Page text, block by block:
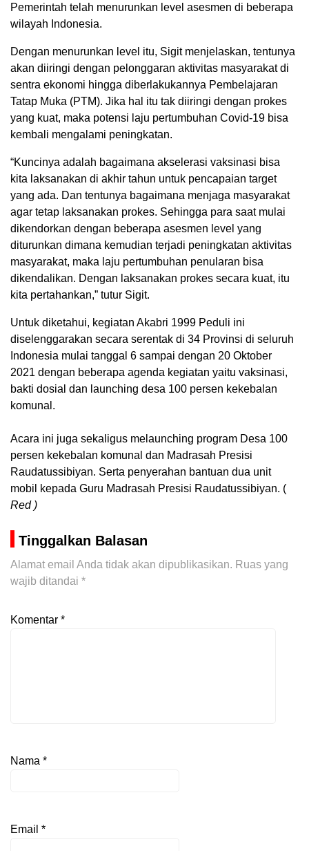
Pemerintah telah menurunkan level asesmen di beberapa
wilayah Indonesia.
Dengan menurunkan level itu, Sigit menjelaskan, tentunya
akan diiringi dengan pelonggaran aktivitas masyarakat di
sentra ekonomi hingga diberlakukannya Pembelajaran
Tatap Muka (PTM). Jika hal itu tak diiringi dengan prokes
yang kuat, maka potensi laju pertumbuhan Covid-19 bisa
kembali mengalami peningkatan.
“Kuncinya adalah bagaimana akselerasi vaksinasi bisa
kita laksanakan di akhir tahun untuk pencapaian target
yang ada. Dan tentunya bagaimana menjaga masyarakat
agar tetap laksanakan prokes. Sehingga para saat mulai
dikendorkan dengan beberapa asesmen level yang
diturunkan dimana kemudian terjadi peningkatan aktivitas
masyarakat, maka laju pertumbuhan penularan bisa
dikendalikan. Dengan laksanakan prokes secara kuat, itu
kita pertahankan,” tutur Sigit.
Untuk diketahui, kegiatan Akabri 1999 Peduli ini
diselenggarakan secara serentak di 34 Provinsi di seluruh
Indonesia mulai tanggal 6 sampai dengan 20 Oktober
2021 dengan beberapa agenda kegiatan yaitu vaksinasi,
bakti dosial dan launching desa 100 persen kekebalan
komunal.
Acara ini juga sekaligus melaunching program Desa 100
persen kekebalan komunal dan Madrasah Presisi
Raudatussibiyan. Serta penyerahan bantuan dua unit
mobil kepada Guru Madrasah Presisi Raudatussibiyan. (
Red )
Tinggalkan Balasan
Alamat email Anda tidak akan dipublikasikan. Ruas yang
wajib ditandai *
Komentar *
Nama *
Email *